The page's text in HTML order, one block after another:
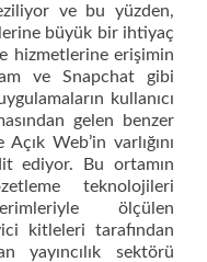
ve bu yüzden,
büyük bir ihtiyaç
hizmetlerine erişimin
ve Snapchat gibi
kullanıcı
gelen benzer
Web’in varlığını
ediyor. Bu ortamın
teknolojileri
ölçülen
kitleleri tarafından
yayıncılık sektörü